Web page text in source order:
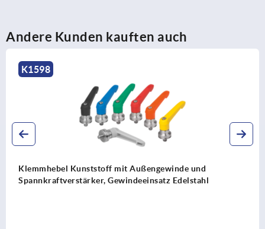
Andere Kunden kauften auch
K1599
Klemmhebel Zinkdruckguss mit Außengewinde und
Spannkraftverstärker, seidenmatt, Gewindeeinsatz Stahl